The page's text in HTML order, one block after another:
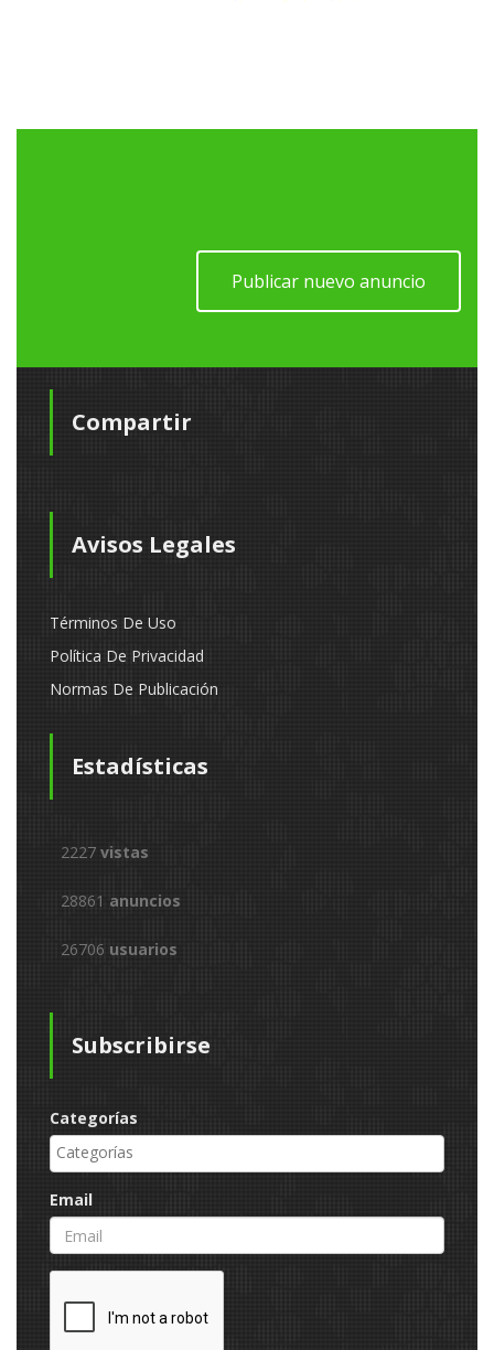
Publicar nuevo anuncio
Compartir
Avisos Legales
Términos De Uso
Política De Privacidad
Normas De Publicación
Estadísticas
2227 vistas
28861 anuncios
26706 usuarios
Subscribirse
Categorías
Email